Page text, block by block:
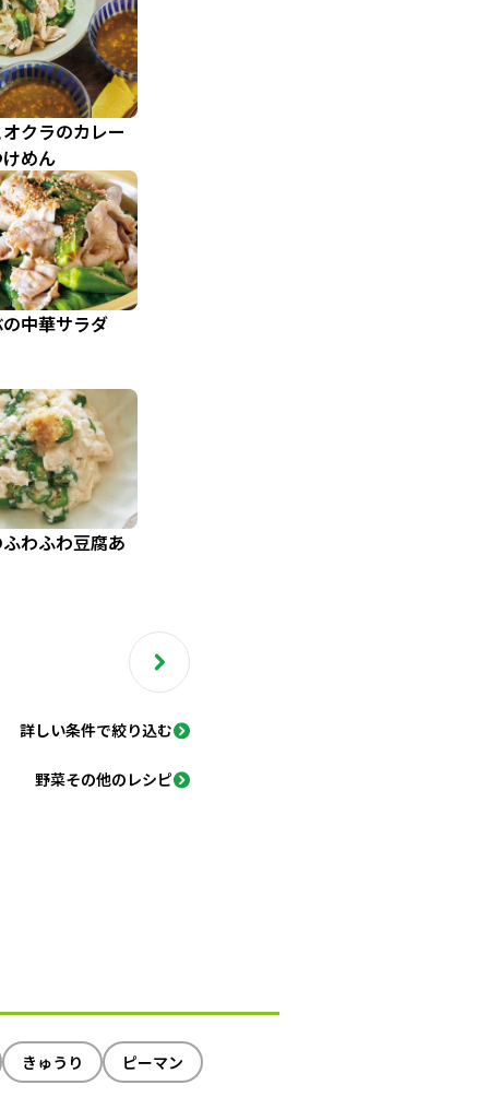
クラのカレー
めん
中華サラダ
わふわ豆腐あ
詳しい条件で絞り込む
野菜その他のレシピ
きゅうり ピーマン